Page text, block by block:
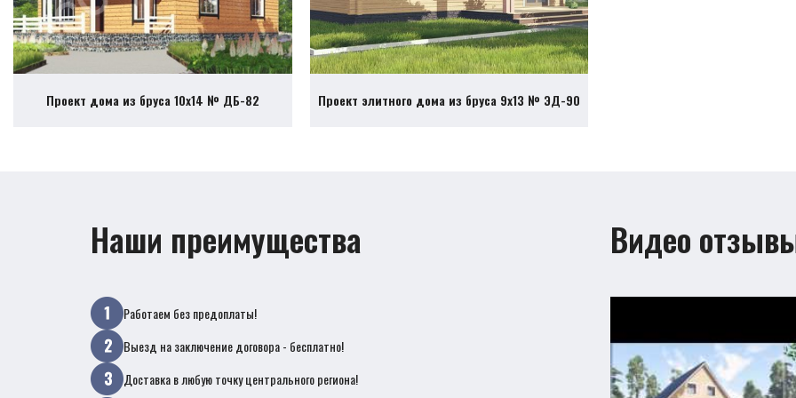
Проект дома из бруса 10х14 № ДБ-82 Проект элитного дома из бруса 9х13 № ЭД-90
Наши преимущества
Работаем без предоплаты!
Выезд на заключение договора - бесплатно!
Доставка в любую точку центрального региона!
Видео